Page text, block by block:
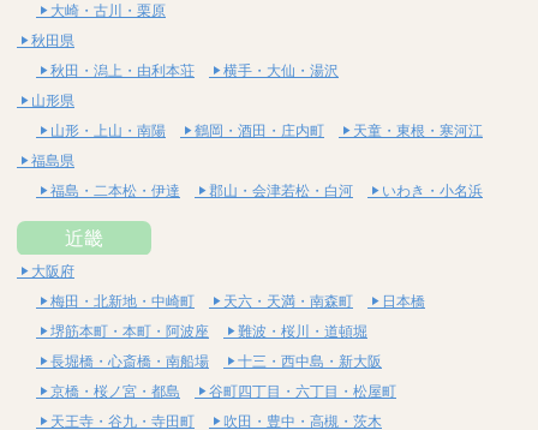
大崎・古川・栗原
秋田県
秋田・潟上・由利本荘
横手・大仙・湯沢
山形県
山形・上山・南陽
鶴岡・酒田・庄内町
天童・東根・寒河江
福島県
福島・二本松・伊達
郡山・会津若松・白河 いわき・小名浜
近畿
大阪府
梅田・北新地・中崎町
天六・天満・南森町
日本橋
堺筋本町・本町・阿波座
難波・桜川・道頓堀
長堀橋・心斎橋・南船場
十三・西中島・新大阪
京橋・桜ノ宮・都島
谷町四丁目・六丁目・松屋町
天王寺・谷九・寺田町
吹田・豊中・高槻・茨木